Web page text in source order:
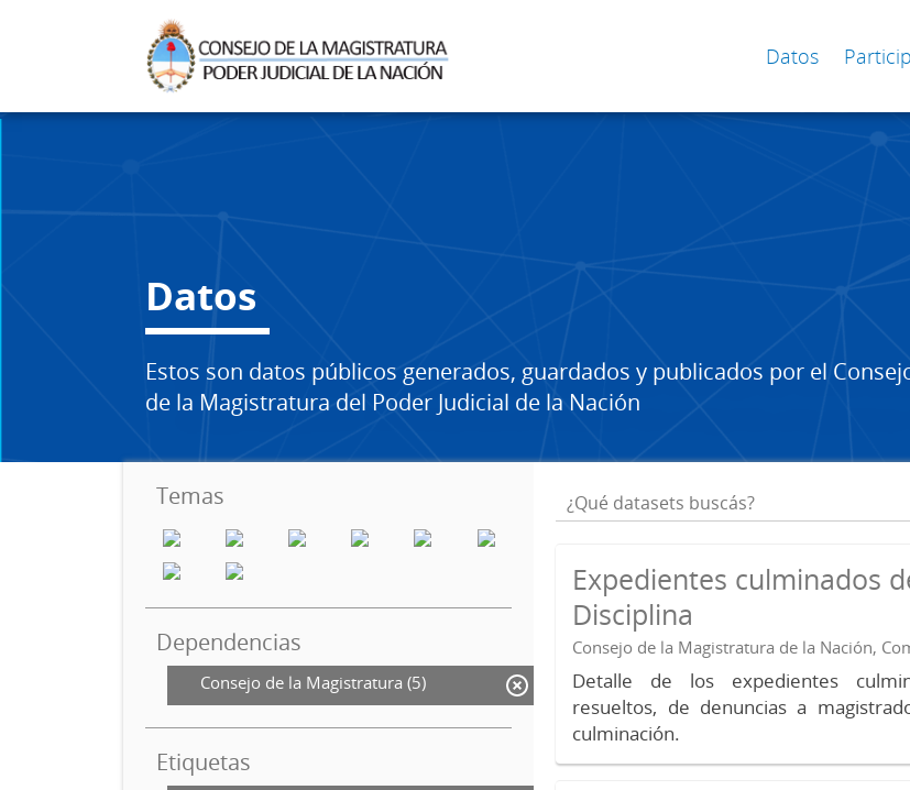
Datos
Datos
Estos son datos públicos generados, guardados y publicados por el
de la Magistratura del Poder Judicial de la Nación
Temas
Dependencias
Consejo de la Magistratura (5)
Etiquetas
Expedientes culminados
Disciplina
Consejo de la Magistratura de la Nación,
Detalle de los expedientes
resueltos, de denuncias a
culminación.